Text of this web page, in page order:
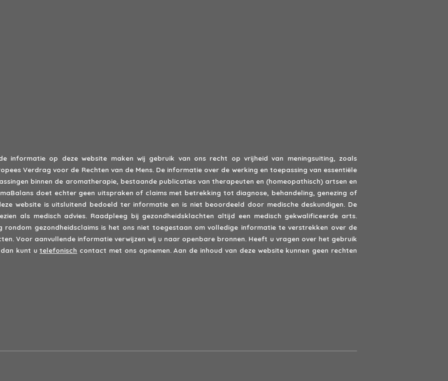
informatie op deze website maken wij gebruik van ons recht op vrijheid van meningsuiting, zoals
Verdrag voor de Rechten van de Mens. De informatie over de werking en toepassing van essentiële
binnen de aromatherapie, bestaande publicaties van therapeuten en (homeopathisch) artsen en
doet echter geen uitspraken of claims met betrekking tot diagnose, behandeling, genezing of
website is uitsluitend bedoeld ter informatie en is niet beoordeeld door medische deskundigen. De
als medisch advies. Raadpleeg bij gezondheidsklachten altijd een medisch gekwalificeerde arts.
rondom gezondheidsclaims is het ons niet toegestaan om volledige informatie te verstrekken over de
Voor aanvullende informatie verwijzen wij u naar openbare bronnen. Heeft u vragen over het gebruik
dan kunt utelefonisch contact met ons opnemen. Aan de inhoud van deze website kunnen geen rechten